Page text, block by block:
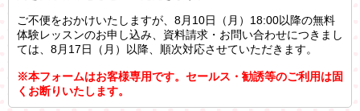
ご不便をおかけいたしますが、8月10日（月）18:00以降の無料
体験レッスンのお申し込み、資料請求・お問い合わせにつきまし
ては、8月17日（月）以降、順次対応させていただきます。
※本フォームはお客様専用です。セールス・勧誘等のご利用は固
くお断りいたします。